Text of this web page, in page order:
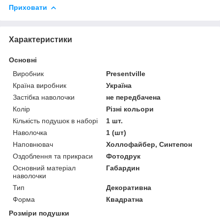
Приховати
Характеристики
Основні
Виробник
Presentville
Країна виробник
Україна
Застібка наволочки
не передбачена
Колір
Різні кольори
Кількість подушок в наборі
1 шт.
Наволочка
1 (шт)
Наповнювач
Холлофайбер, Синтепон
Оздоблення та прикраси
Фотодрук
Основний матеріал
наволочки
Габардин
Тип
Декоративна
Форма
Квадратна
Розміри подушки